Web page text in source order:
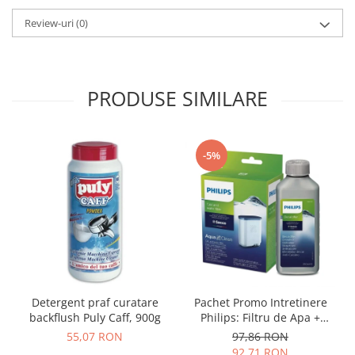
Review-uri(0)
PRODUSE SIMILARE
Detergent praf curatare
backflush Puly Caff, 900g
55,07 RON
-5%
Pachet Promo Intretinere
Philips: Filtru de Apa +
Decalcifiant 250ml
97,86 RON